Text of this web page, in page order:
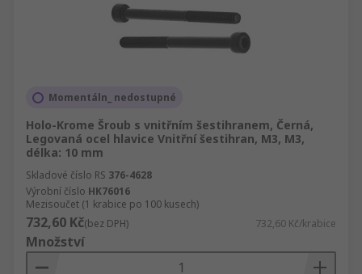
Momentáln_ nedostupné
Holo-Krome Šroub s vnitřním šestihranem, Černá,
Legovaná ocel hlavice Vnitřní šestihran, M3, M3,
délka: 10 mm
Skladové číslo RS 376-4628
Výrobní číslo HK76016
Mezisoučet (1 krabice po 100 kusech)
732,60 Kč(bez DPH) 732,60 Kč/krabice
Množství